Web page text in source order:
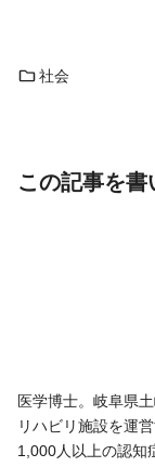
社会
この記事を書
医学博士。岐阜県
リハビリ施設を運
1,000人以上の認知